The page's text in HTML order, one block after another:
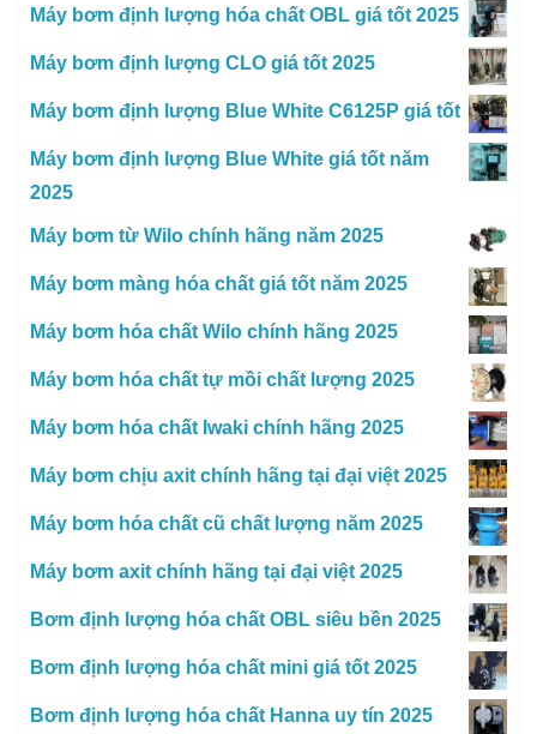
Máy bơm định lượng hóa chất OBL giá tốt 2025
Máy bơm định lượng CLO giá tốt 2025
Máy bơm định lượng Blue White C6125P giá tốt
Máy bơm định lượng Blue White giá tốt năm
2025
Máy bơm từ Wilo chính hãng năm 2025
Máy bơm màng hóa chất giá tốt năm 2025
Máy bơm hóa chất Wilo chính hãng 2025
Máy bơm hóa chất tự mồi chất lượng 2025
Máy bơm hóa chất Iwaki chính hãng 2025
Máy bơm chịu axit chính hãng tại đại việt 2025
Máy bơm hóa chất cũ chất lượng năm 2025
Máy bơm axit chính hãng tại đại việt 2025
Bơm định lượng hóa chất OBL siêu bền 2025
Bơm định lượng hóa chất mini giá tốt 2025
Bơm định lượng hóa chất Hanna uy tín 2025